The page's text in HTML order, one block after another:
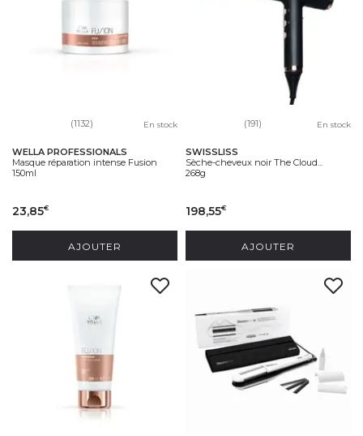
(1132) En stock
WELLA PROFESSIONALS
Masque réparation intense Fusion
150ml
23,85€
AJOUTER
(191) En stock
SWISSLISS
Sèche-cheveux noir The Cloud...
268g
198,55€
AJOUTER